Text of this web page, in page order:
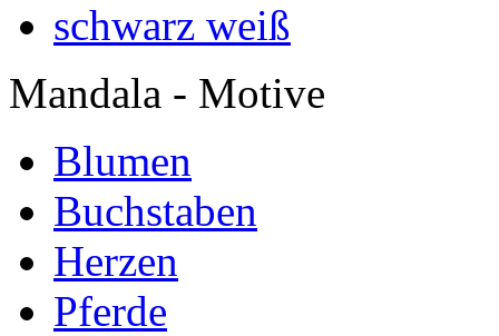
schwarz weiß
Mandala - Motive
Blumen
Buchstaben
Herzen
Pferde